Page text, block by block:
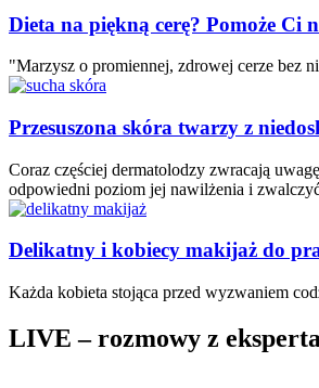
Dieta na piękną cerę? Pomoże Ci
"Marzysz o promiennej, zdrowej cerze bez
Przesuszona skóra twarzy z
Coraz częściej dermatolodzy zwracają
odpowiedni poziom jej nawilżenia i
Delikatny i kobiecy makijaż do
Każda kobieta stojąca przed wyzwaniem
LIVE – rozmowy z